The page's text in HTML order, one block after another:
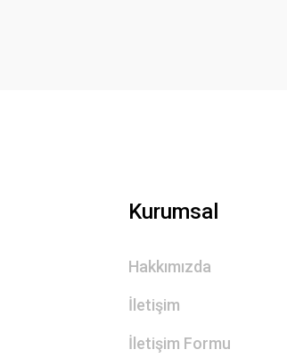
Kurumsal
Hakkımızda
İletişim
İletişim Formu